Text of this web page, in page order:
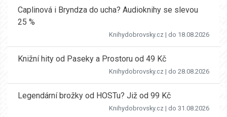
Caplinová i Bryndza do ucha? Audioknihy se slevou
25 %
Knihydobrovsky.cz | do 18.08.2026
Knižní hity od Paseky a Prostoru od 49 Kč
Knihydobrovsky.cz | do 28.08.2026
Legendární brožky od HOSTu? Již od 99 Kč
Knihydobrovsky.cz | do 31.08.2026